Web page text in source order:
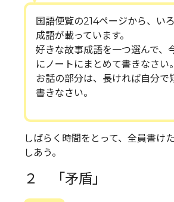
国語便覧の214ページから、い
成語が載っています。
好きな故事成語を一つ選んで、
にノートにまとめて書きなさい。
お話の部分は、長ければ自分で
書きなさい。
しばらく時間をとって、全員書け
しあう。
２ 「矛盾」